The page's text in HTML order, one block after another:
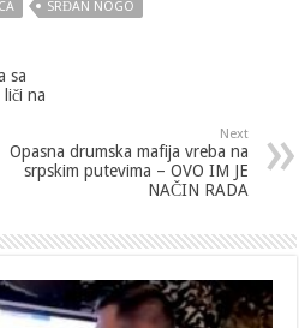
SRĐAN NOGO
sa
na
Next
Opasna drumska mafija vreba na
srpskim putevima – OVO IM JE
NAČIN RADA